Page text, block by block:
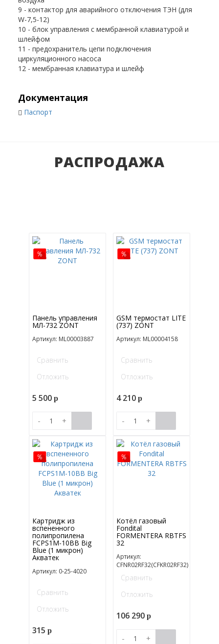
9 - контактор для аварийного отключения ТЭН (для
W-7,5-12)
10 - блок управления с мембранной клавиатурой и
шлейфом
11 - предохранитель цепи подключения
циркуляционного насоса
12 - мембранная клавиатура и шлейф
Документация
Паспорт
РАСПРОДАЖА
Панель управления
МЛ-732 ZONT
Артикул: ML00003887
Сравнить
Отложить
5 500p
- +
GSM термостат LITE
(737) ZONT
Артикул: ML00004158
Сравнить
Отложить
4 210p
- +
Картридж из
вспененного
полипропилена
FCPS1M-10BB Big
Blue (1 микрон)
Акватек
Артикул: 0-25-4020
Сравнить
Отложить
315p
Котёл газовый
Fondital
FORMENTERA RBTFS
32
Артикул:
CFNR02RF32(CFKR02RF32)
Сравнить
Отложить
106 290p
- +